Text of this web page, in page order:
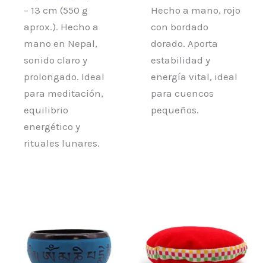
– 13 cm (550 g
aprox.). Hecho a
mano en Nepal,
sonido claro y
prolongado. Ideal
para meditación,
equilibrio
energético y
rituales lunares.
Hecho a mano, rojo
con bordado
dorado. Aporta
estabilidad y
energía vital, ideal
para cuencos
pequeños.